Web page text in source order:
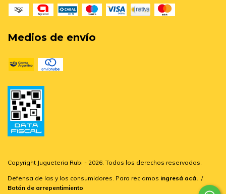
Medios de envío
Copyright Jugueteria Rubi - 2026. Todos los derechos reservados.
Defensa de las y los consumidores. Para reclamos ingresá acá. /
Botón de arrepentimiento